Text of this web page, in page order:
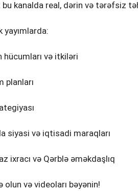
kanalda real, dərin və tərəfsiz
yayımlarda:
hücumları və itkiləri
planları
siyasi və iqtisadi maraqları
ixracı və Qərblə əməkdaşlıq
olun və videoları bəyənin!